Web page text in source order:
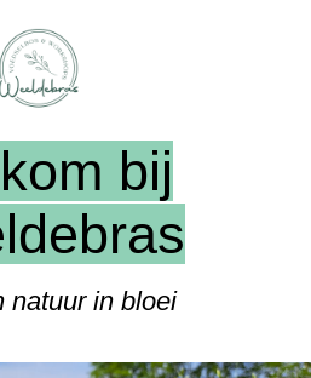
bij
natuur in bloei